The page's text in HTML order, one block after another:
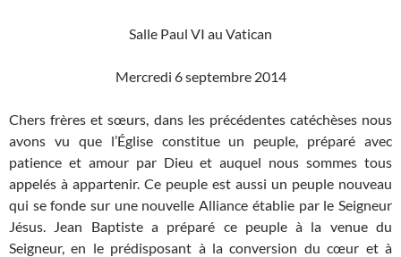
Salle Paul VI au Vatican
Mercredi 6 septembre 2014
Chers frères et sœurs, dans les précédentes catéchèses nous
avons vu que l’Église constitue un peuple, préparé avec
patience et amour par Dieu et auquel nous sommes tous
appelés à appartenir. Ce peuple est aussi un peuple nouveau
qui se fonde sur une nouvelle Alliance établie par le Seigneur
Jésus. Jean Baptiste a préparé ce peuple à la venue du
Seigneur, en le prédisposant à la conversion du cœur et à